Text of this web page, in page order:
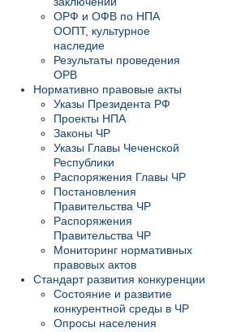
ОРФ и ОФВ по НПА
ООПТ, культурное
наследие
Результаты проведения
ОРВ
Нормативно правовые акты
Указы Президента РФ
Проекты НПА
Законы ЧР
Указы Главы Чеченской
Республики
Распоряжения Главы ЧР
Постановления
Правительства ЧР
Распоряжения
Правительства ЧР
Мониторинг нормативных
правовых актов
Стандарт развития конкуренции
Состояние и развитие
конкурентной среды в ЧР
Опросы населения